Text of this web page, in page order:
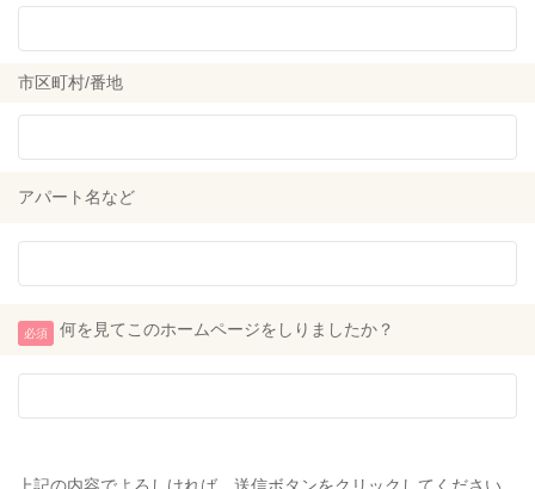
市区町村/番地
アパート名など
必須 何を見てこのホームページをしりましたか？
上記の内容でよろしければ、送信ボタンをクリックしてください。